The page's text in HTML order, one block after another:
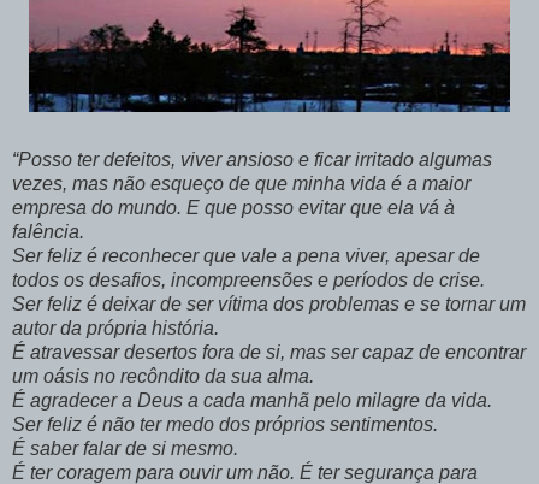
“Posso ter defeitos, viver ansioso e ficar irritado algumas
vezes, mas não esqueço de que minha vida é a maior
empresa do mundo. E que posso evitar que ela vá à
falência.
Ser feliz é reconhecer que vale a pena viver, apesar de
todos os desafios, incompreensões e períodos de crise.
Ser feliz é deixar de ser vítima dos problemas e se tornar um
autor da própria história.
É atravessar desertos fora de si, mas ser capaz de encontrar
um oásis no recôndito da sua alma.
É agradecer a Deus a cada manhã pelo milagre da vida.
Ser feliz é não ter medo dos próprios sentimentos.
É saber falar de si mesmo.
É ter coragem para ouvir um não. É ter segurança para